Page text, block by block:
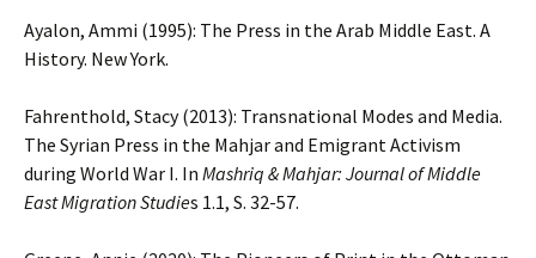
Ayalon, Ammi (1995): The Press in the Arab Middle East. A
History. New York.
Fahrenthold, Stacy (2013): Transnational Modes and Media.
The Syrian Press in the Mahjar and Emigrant Activism
during World War I. In Mashriq & Mahjar: Journal of Middle
East Migration Studies 1.1, S. 32-57.